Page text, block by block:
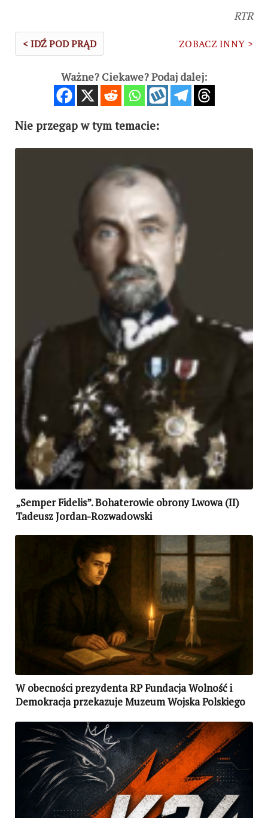
RTR
< IDŹ POD PRĄD ZOBACZ INNY >
Ważne? Ciekawe? Podaj dalej:
Nie przegap w tym temacie:
„Semper Fidelis”. Bohaterowie obrony Lwowa (II)
Tadeusz Jordan-Rozwadowski
W obecności prezydenta RP Fundacja Wolność i
Demokracja przekazuje Muzeum Wojska Polskiego
Zaniemeńskich